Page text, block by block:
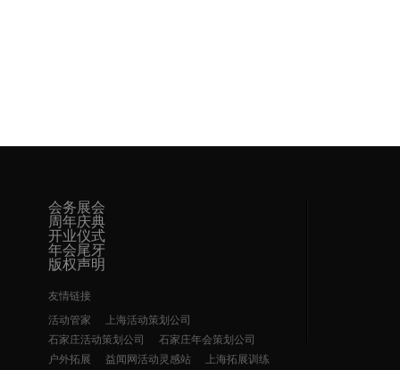
会务展会
周年庆典
开业仪式
年会尾牙
版权声明
友情链接
活动管家
上海活动策划公司
石家庄活动策划公司
石家庄年会策划公司
户外拓展
益闻网活动灵感站 上海拓展训练